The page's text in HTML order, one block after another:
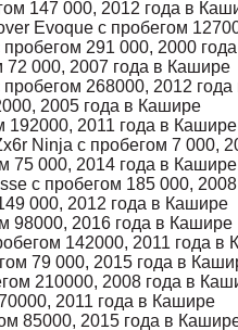
147 000, 2012 года в
Evoque с пробегом
291 000, 2000
000, 2007 года в Кашире
268000, 2012
2005 года в Кашире
192000, 2011 года в Кашире
Ninja с пробегом 7 000,
75 000, 2014 года в Кашире
с пробегом 185 000,
000, 2012 года в Кашире
98000, 2016 года в Кашире
142000, 2011 года в
79 000, 2015 года в
210000, 2008 года в
2011 года в Кашире
85000, 2015 года в